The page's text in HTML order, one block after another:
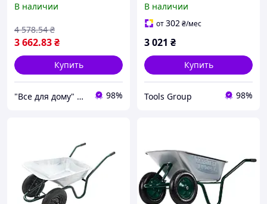
Mastertool 79-9846
В наличии
3 662.83₴
4 578.54 ₴
Купить
"Все для дому" мережа будівельно-господарських магазинів 98%
двухколесная 85 л/230 кг
колесо пневматическое с
подшипник
В наличии
от302₴/мес
3 021 ₴
Купить
Tools Group 98%